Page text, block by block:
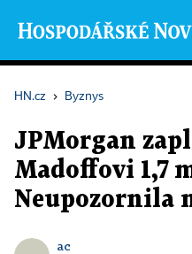
HN.cz › Byznys
JPMorgan
Madoffovi 1,7
Neupozornila
ac